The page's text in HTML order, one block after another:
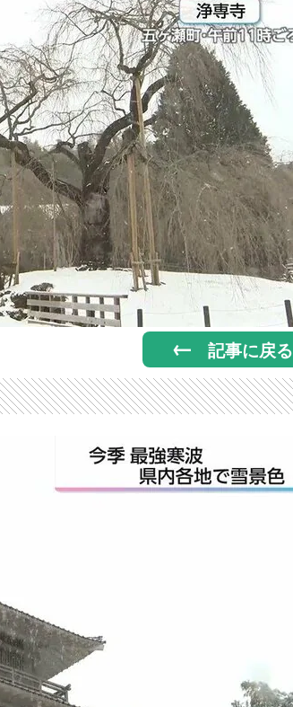
記事に戻る